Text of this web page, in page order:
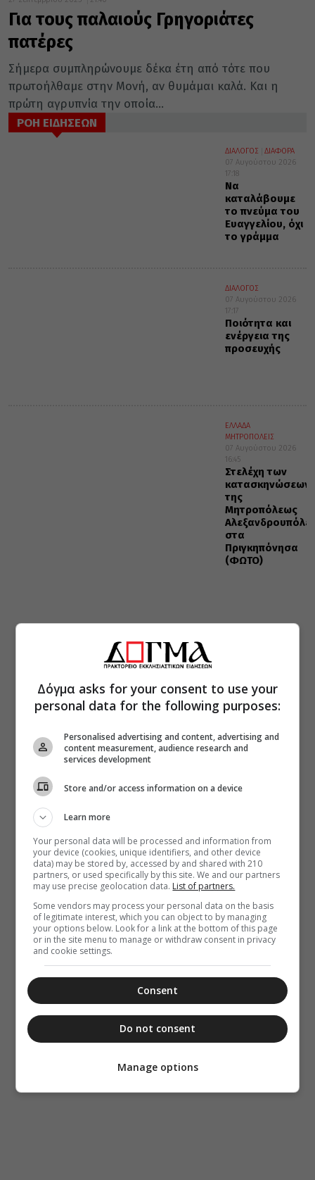
Για τους παλαιούς Γρηγοριάτες
πατέρες
Σήμερα συμπληρώνουμε δέκα έτη από τότε που
πρωτοήλθαμε στην Μονή, αν θυμάμαι καλά. Και η
πρώτη αγρυπνία την οποία...
ΡΟΗ ΕΙΔΗΣΕΩΝ
ΔΙΑΛΟΓΟΣ
ΔΙΑΦΟΡΑ
07 Αυγούστου 2026
17:18
Να
καταλάβουμε
το πνεύμα του
Ευαγγελίου, όχι
το γράμμα
ΔΙΑΛΟΓΟΣ
07 Αυγούστου 2026
17:17
Ποιότητα και
ενέργεια της
προσευχής
ΕΛΛΑΔΑ
ΜΗΤΡΟΠΟΛΕΙΣ
07 Αυγούστου 2026
16:45
Στελέχη των
κατασκηνώσεων
της
Μητροπόλεως
στα
Πριγκηπόνησα
(ΦΩΤΟ)
Δόγμα asks for your consent to use your
personal data for the following purposes:
Personalised advertising and content, advertising and
content measurement, audience research and
services development
Store and/or access information on a device
Learn more
Your personal data will be processed and information from
your device (cookies, unique identifiers, and other device
data) may be stored by, accessed by and shared with 210
partners, or used specifically by this site. We and our partners
may use precise geolocation data. List of partners.
Some vendors may process your personal data on the basis
of legitimate interest, which you can object to by managing
your options below. Look for a link at the bottom of this page
or in the site menu to manage or withdraw consent in privacy
and cookie settings.
Consent
Do not consent
Manage options